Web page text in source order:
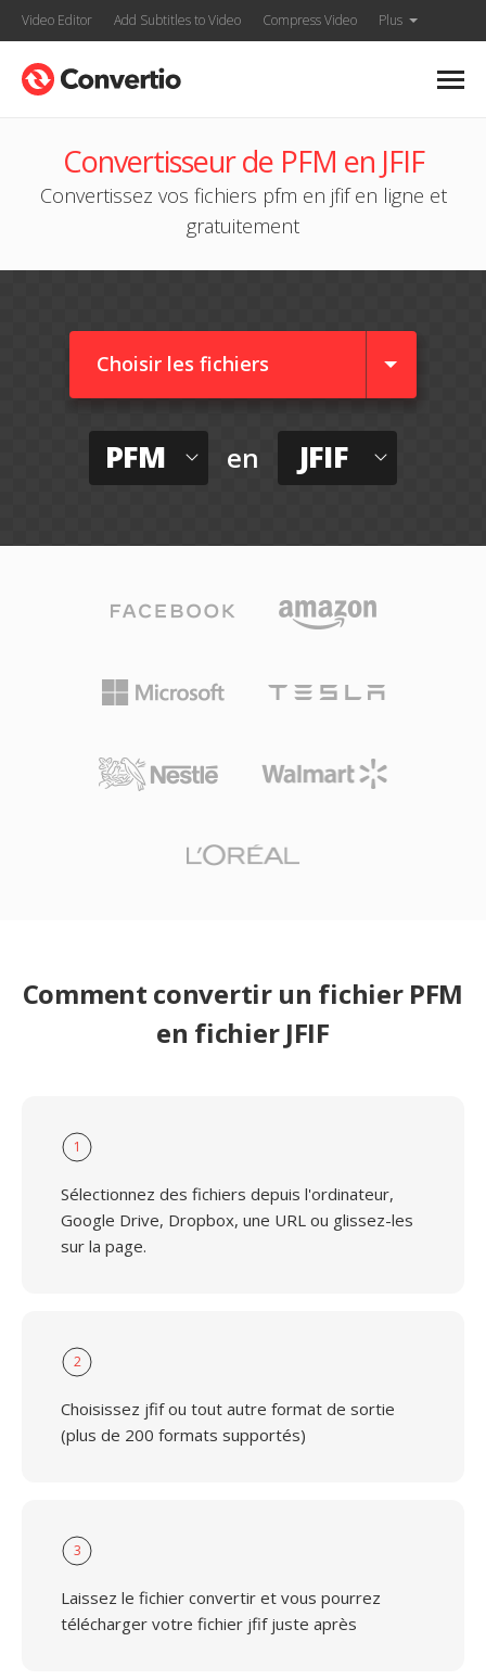
Video Editor Add Subtitles to Video Compress Video Plus
Convertisseur de PFM en JFIF
Convertissez vos fichiers pfm en jfif en ligne et
gratuitement
Choisir les fichiers
PFM en JFIF
Comment convertir un fichier PFM
en fichier JFIF
1
Sélectionnez des fichiers depuis l'ordinateur,
Google Drive, Dropbox, une URL ou glissez-les
sur la page.
2
Choisissez jfif ou tout autre format de sortie
(plus de 200 formats supportés)
3
Laissez le fichier convertir et vous pourrez
télécharger votre fichier jfif juste après